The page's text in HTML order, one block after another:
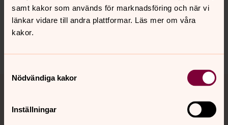
samt kakor som används för marknadsföring och när vi
länkar vidare till andra plattformar. Läs mer om våra
kakor.
Nödvändiga kakor
Inställningar
innehåll?
Tillbaka till toppen
Tillbaka till innehållet